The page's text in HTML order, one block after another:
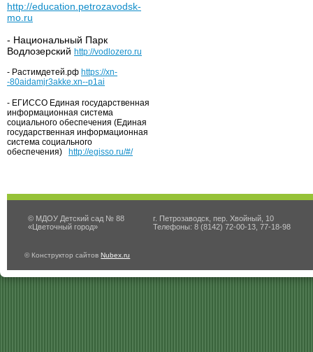
http://education.petrozavodsk-
mo.ru
- Национальный Парк
Водлозерский http://vodlozero.ru
- Растимдетей.рф https://xn-
-80aidamjr3akke.xn--p1ai
- ЕГИССО Единая государственная
информационная система
социального обеспечения (Единая
государственная информационная
система социального
обеспечения) http://egisso.ru/#/
© МДОУ Детский сад № 88
«Цветочный город»
г. Петрозаводск, пер. Хвойный, 10
Телефоны: 8 (8142) 72-00-13, 77-18-98
© Конструктор сайтовNubex.ru